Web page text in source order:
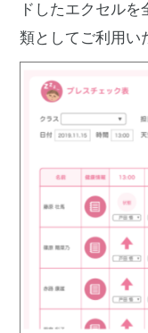
ドしたエクセル
類としてご利用い